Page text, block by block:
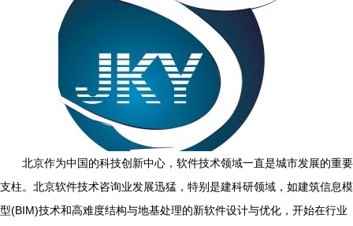
北京作为中国的科技创新中心，软件技术领域一直是城市发展的重要
支柱。北京软件技术咨询业发展迅猛，特别是建科研领域，如建筑信息模
型(BIM)技术和高难度结构与地基处理的新软件设计与优化，开始在行业